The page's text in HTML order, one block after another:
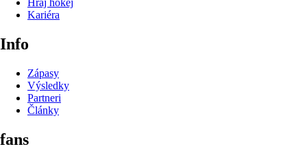
Hraj hokej
Kariéra
Info
Zápasy
Výsledky
Partneri
Články
fans